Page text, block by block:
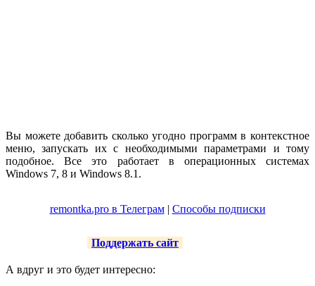
Вы можете добавить сколько угодно программ в контекстное
меню, запускать их с необходимыми параметрами и тому
подобное. Все это работает в операционных системах
Windows 7, 8 и Windows 8.1.
remontka.pro в Телеграм| Способы подписки
Поддержать сайт
А вдруг и это будет интересно: